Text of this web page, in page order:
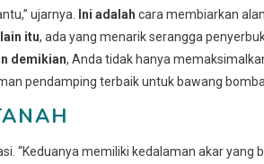
ujarnya.
Ini adalah cara membiarkan
itu, ada yang menarik serangga
demikian, Anda tidak hanya
pendamping terbaik untuk bawang
“Keduanya memiliki kedalaman akar yang